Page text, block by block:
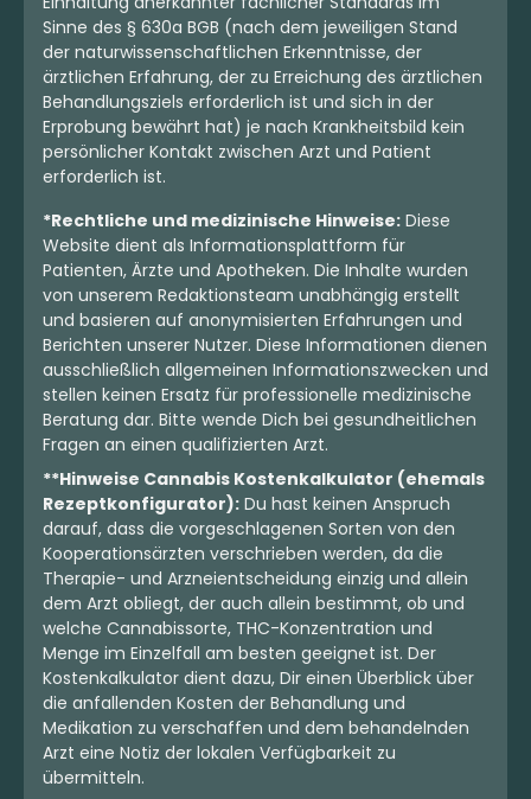
Sinne des § 630a BGB (nach dem jeweiligen Stand
der naturwissenschaftlichen Erkenntnisse, der
ärztlichen Erfahrung, der zu Erreichung des ärztlichen
Behandlungsziels erforderlich ist und sich in der
Erprobung bewährt hat) je nach Krankheitsbild kein
persönlicher Kontakt zwischen Arzt und Patient
erforderlich ist.
*Rechtliche und medizinische Hinweise: Diese
Website dient als Informationsplattform für
Patienten, Ärzte und Apotheken. Die Inhalte wurden
von unserem Redaktionsteam unabhängig erstellt
und basieren auf anonymisierten Erfahrungen und
Berichten unserer Nutzer. Diese Informationen dienen
ausschließlich allgemeinen Informationszwecken und
stellen keinen Ersatz für professionelle medizinische
Beratung dar. Bitte wende Dich bei gesundheitlichen
Fragen an einen qualifizierten Arzt.
**Hinweise Cannabis Kostenkalkulator (ehemals
Rezeptkonfigurator): Du hast keinen Anspruch
darauf, dass die vorgeschlagenen Sorten von den
Kooperationsärzten verschrieben werden, da die
Therapie- und Arzneientscheidung einzig und allein
dem Arzt obliegt, der auch allein bestimmt, ob und
welche Cannabissorte, THC-Konzentration und
Menge im Einzelfall am besten geeignet ist. Der
Kostenkalkulator dient dazu, Dir einen Überblick über
die anfallenden Kosten der Behandlung und
Medikation zu verschaffen und dem behandelnden
Arzt eine Notiz der lokalen Verfügbarkeit zu
übermitteln.